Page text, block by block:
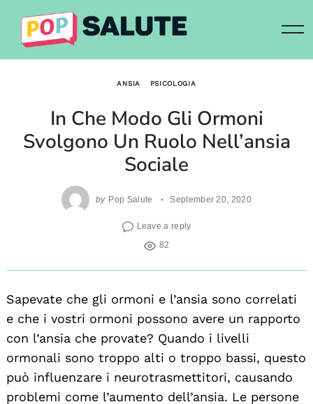
content
ANSIA PSICOLOGIA
In Che Modo Gli Ormoni
Svolgono Un Ruolo Nell’ansia
Sociale
by Pop Salute September 20, 2020
Leave a reply
82
Sapevate che gli ormoni e l’ansia sono correlati
e che i vostri ormoni possono avere un rapporto
con l’ansia che provate? Quando i livelli
ormonali sono troppo alti o troppo bassi, questo
può influenzare i neurotrasmettitori, causando
problemi come l’aumento dell’ansia. Le persone